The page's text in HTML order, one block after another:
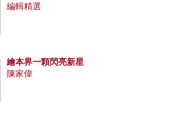
編輯精選
繪本界一顆閃亮新星
陳家偉